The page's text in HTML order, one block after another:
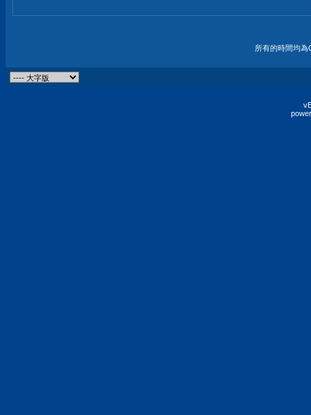
所有的時間均為